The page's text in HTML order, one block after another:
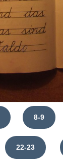
8-9
22-23